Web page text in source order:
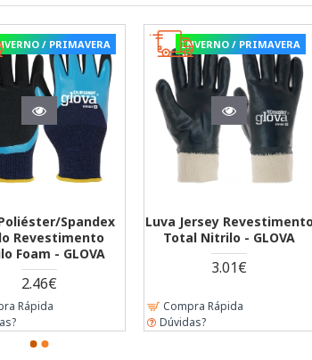
INVERNO / PRIMAVERA
Cinta Lombar Ajustável
Com Suspensórios - FIELD
Compra Rápida
INVERNO /
Sapato New
Aço PU SR -
Compra Rápida
INVERNO /
Poliéster 100cm
- FOR WALK
Compra Rápida